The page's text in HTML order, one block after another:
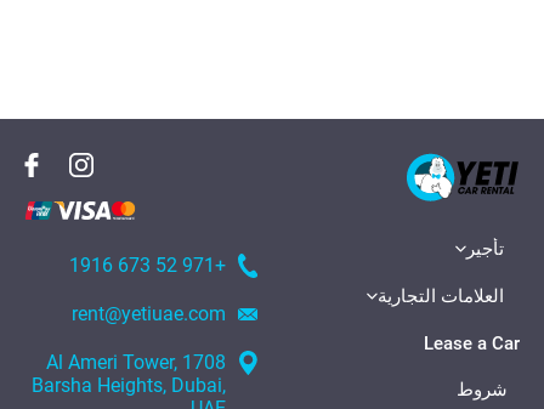
تأجير
العلامات التجارية
Lease a Car
شروط
+971 52 673 1916
rent@yetiuae.com
1708 Al Ameri Tower,
Barsha Heights, Dubai,